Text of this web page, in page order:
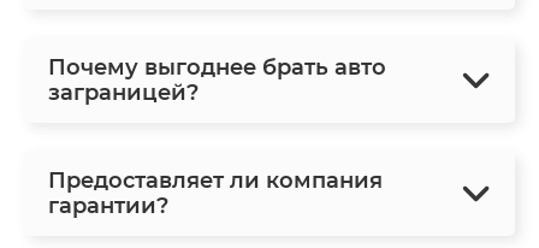
Почему выгоднее брать авто
заграницей?
Предоставляет ли компания
гарантии?